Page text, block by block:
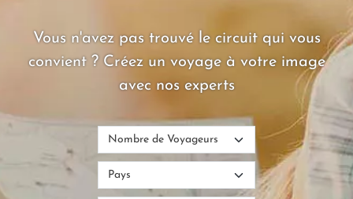
Vous n'avez pas trouvé le circuit qui vous
convient ? Créez un voyage à votre image
avec nos experts